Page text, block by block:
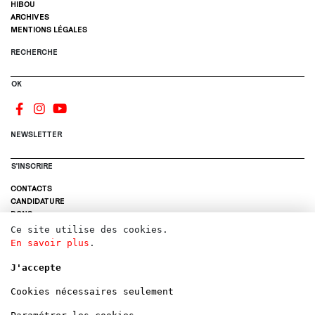
HIBOU
ARCHIVES
MENTIONS LÉGALES
RECHERCHE
OK
NEWSLETTER
S'INSCRIRE
CONTACTS
CANDIDATURE
DONS
LOCATIONS
Ce site utilise des cookies.
En savoir plus .
J'accepte
Cookies nécessaires seulement